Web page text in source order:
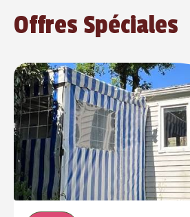
Offres Spéciales